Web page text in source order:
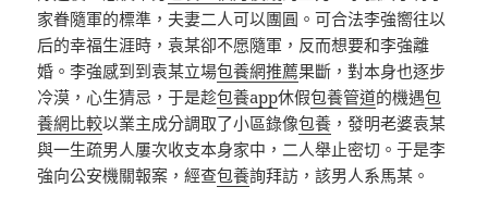
家眷隨軍的標準，夫妻二人可以團圓。可合法李強嚮往以
后的幸福生涯時，袁某卻不愿隨軍，反而想要和李強離
婚。李強感到到袁某立場包養網推薦果斷，對本身也逐步
冷漠，心生猜忌，于是趁包養app休假包養管道的機遇包
養網比較以業主成分調取了小區錄像包養 ，發明老婆袁某
與一生疏男人屢次收支本身家中，二人舉止密切。于是李
強向公安機關報案，經查包養詢拜訪，該男人系馬某。